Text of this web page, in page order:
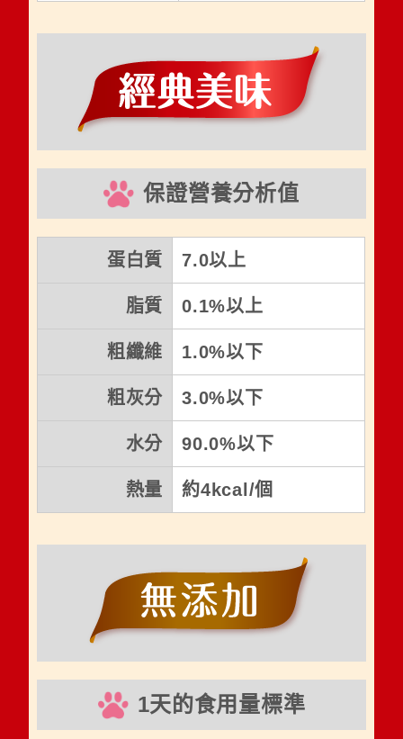
保證營養分析值
蛋白質 7.0以上
脂質 0.1%以上
粗纖維 1.0%以下
粗灰分 3.0%以下
水分 90.0%以下
熱量 約4kcal/個
1天的食用量標準